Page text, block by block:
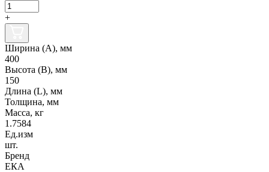
+
Ширина (А), мм
400
Высота (В), мм
150
Длина (L), мм
Толщина, мм
Масса, кг
1.7584
Ед.изм
шт.
Бренд
ЕКА